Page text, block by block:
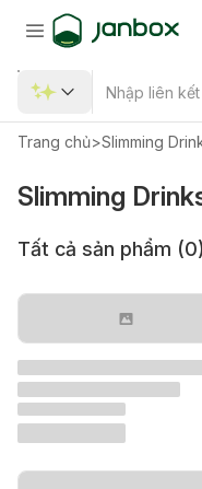
Trang chủ>Slimming
Slimming
Tất cả sản phẩm (0)